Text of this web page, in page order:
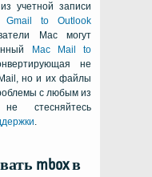
учетной записи
Gmail to Outlook
Mac могут
Mac Mail to
не
но и их файлы
с любым из
стесняйтесь
.
mbox в